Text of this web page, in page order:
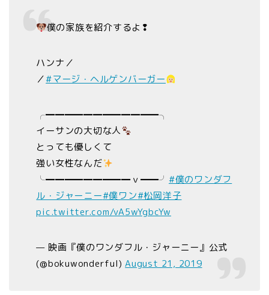
僕の家族を紹介するよ❢
ハンナ／
／#マージ・ヘルゲンバーガー
╭━━━━━━━━━━━━╮
イーサンの大切な人
とっても優しくて
強い女性なんだ
╰━━━━━━━━━ｖ━━╯ #僕のワンダフ
ル・ジャーニー#僕ワン#松岡洋子
pic.twitter.com/vA5wYgbcYw
— 映画『僕のワンダフル・ジャーニー』公式
(@bokuwonderful)August 21, 2019